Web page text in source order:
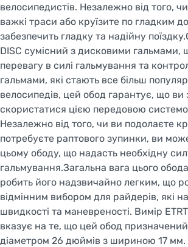
велосипедистів. Незалежно від того,
важкі траси або круїзите по гладким
забезпечить гладку та надійну
DISC сумісний з дисковими гальмами,
перевагу в силі гальмування та
гальмами, які стають все більш
велосипедів, цей обод гарантує, що
скористатися цією передовою
Незалежно від того, чи ви подолаєте
потребуєте раптового зупинки, ви
цьому ободу, що надасть необхідну
гальмування.Загальна вага цього
робить його надзвичайно легким, що
відмінним вибором для райдерів, які
швидкості та маневреності. Вимір
вказує на те, що цей обод
діаметром 26 дюймів з шириною 17 мм.